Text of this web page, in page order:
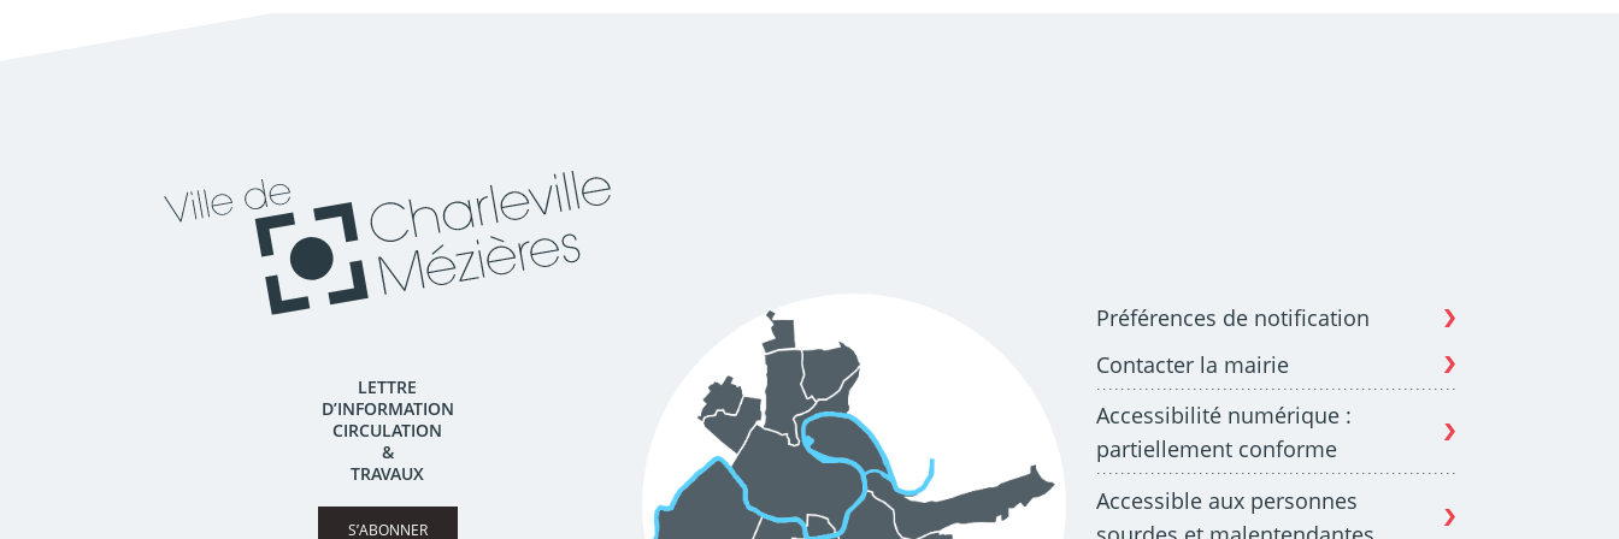
Préférences de notification
Contacter la mairie
Accessibilité numérique :
partiellement conforme
Accessible aux personnes
LETTRE
D’INFORMATION
CIRCULATION
&
TRAVAUX
S’ABONNER